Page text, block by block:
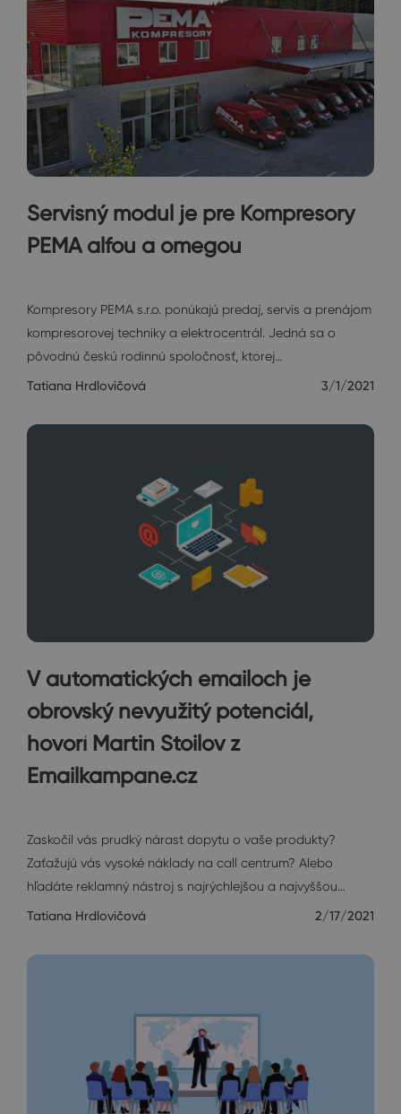
Servisný modul je pre Kompresory
PEMA alfou a omegou
Kompresory PEMA s.r.o. ponúkajú predaj, servis a prenájom
kompresorovej techniky a elektrocentrál. Jedná sa o
pôvodnú českú rodinnú spoločnosť, ktorej…
Tatiana Hrdlovičová 3/1/2021
V automatických emailoch je
obrovský nevyužitý potenciál,
hovorí Martin Stoilov z
Emailkampane.cz
Zaskočil vás prudký nárast dopytu o vaše produkty?
Zaťažujú vás vysoké náklady na call centrum? Alebo
hľadáte reklamný nástroj s najrýchlejšou a najvyššou…
Tatiana Hrdlovičová 2/17/2021